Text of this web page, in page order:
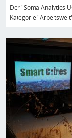
Der "Soma Analytics
Kategorie
Bild